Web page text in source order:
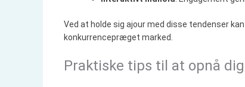
Ved at holde sig ajour med disse tendenser
konkurrencepræget marked.
Praktiske tips til at opnå